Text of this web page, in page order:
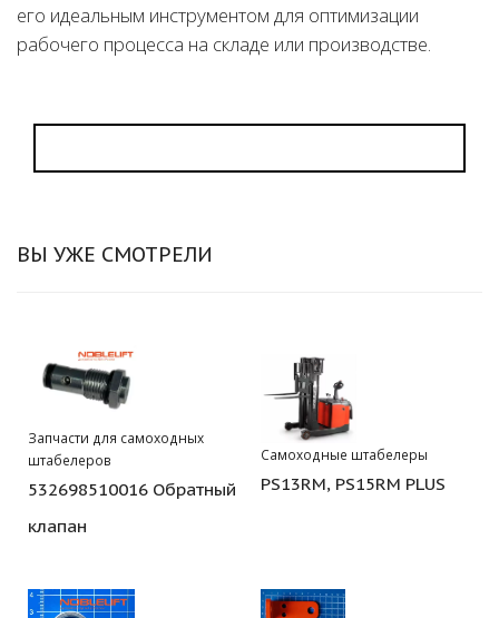
его идеальным инструментом для оптимизации
рабочего процесса на складе или производстве.
ВЫ УЖЕ СМОТРЕЛИ
Запчасти для самоходных
штабелеров
532698510016 Обратный
клапан
Самоходные штабелеры
PS13RM, PS15RM PLUS